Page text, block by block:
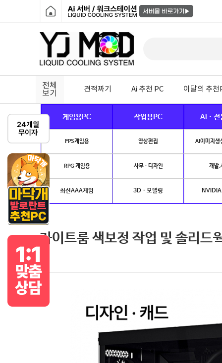
전체
보기
견적짜기 Ai 추천 PC 이달의 추천
게임용PC 작업용PC Ai · 전
FPS게임용 영상편집 AI이미지생
RPG 게임용 사무 · 디자인 개발.
최신AAA게임 3D · 모델링
라이트룸 색보정 작업 및 솔리드